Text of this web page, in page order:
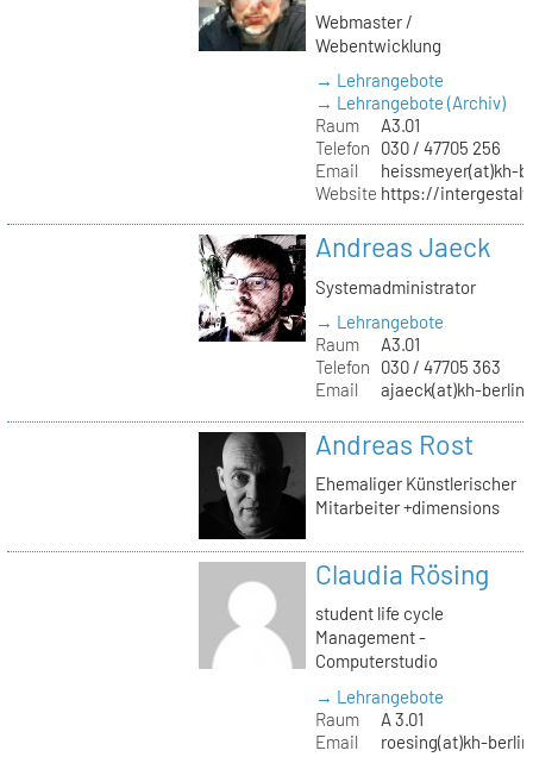
Webmaster /
Webentwicklung
→ Lehrangebote
→ Lehrangebote (Archiv)
Raum
A3.01
Telefon
030 / 47705 256
Email
heissmeyer(at)kh-
Website https://
Andreas Jaeck
Systemadministrator
→ Lehrangebote
Raum
A3.01
Telefon
030 / 47705 363
Email
ajaeck(at)kh-
Andreas Rost
Ehemaliger Künstlerischer
Mitarbeiter +dimensions
Claudia Rösing
student life cycle
Management -
Computerstudio
→ Lehrangebote
Raum
A 3.01
Email
roesing(at)kh-